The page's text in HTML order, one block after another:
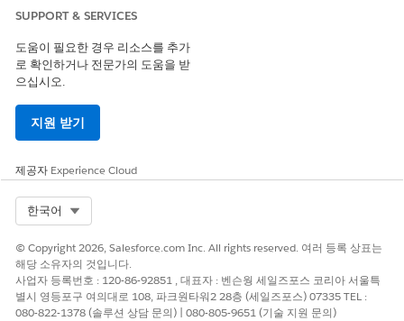
SUPPORT & SERVICES
도움이 필요한 경우 리소스를 추가
로 확인하거나 전문가의 도움을 받
으십시오.
지원 받기
제공자 Experience Cloud
한국어
© Copyright 2026, Salesforce.com Inc. All rights reserved. 여러 등록 상표는
해당 소유자의 것입니다.
사업자 등록번호 : 120-86-92851 , 대표자 : 벤슨웡 세일즈포스 코리아 서울특
별시 영등포구 여의대로 108, 파크원타워2 28층 (세일즈포스) 07335 TEL :
080-822-1378 (솔루션 상담 문의) | 080-805-9651 (기술 지원 문의)